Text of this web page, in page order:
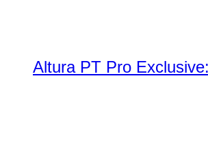
Altura PT Pro